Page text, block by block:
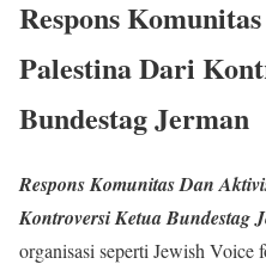
Respons
Palestina Dari
Bundestag Jerman
Respons Komunitas Dan
Kontroversi Ketua Bundestag
organisasi seperti Jewish Voice